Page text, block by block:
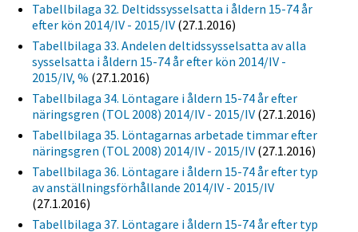
Tabellbilaga 32. Deltidssysselsatta i åldern 15-74 år
efter kön 2014/IV - 2015/IV (27.1.2016)
Tabellbilaga 33. Andelen deltidssysselsatta av alla
sysselsatta i åldern 15-74 år efter kön 2014/IV -
2015/IV, % (27.1.2016)
Tabellbilaga 34. Löntagare i åldern 15-74 år efter
näringsgren (TOL 2008) 2014/IV - 2015/IV (27.1.2016)
Tabellbilaga 35. Löntagarnas arbetade timmar efter
näringsgren (TOL 2008) 2014/IV - 2015/IV (27.1.2016)
Tabellbilaga 36. Löntagare i åldern 15-74 år efter typ
av anställningsförhållande 2014/IV - 2015/IV
(27.1.2016)
Tabellbilaga 37. Löntagare i åldern 15-74 år efter typ